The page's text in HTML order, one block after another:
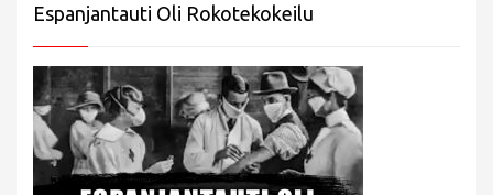
Espanjantauti Oli Rokotekokeilu